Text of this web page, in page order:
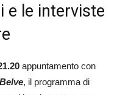
e le interviste
appuntamento con
Belve, il programma di